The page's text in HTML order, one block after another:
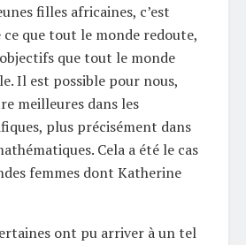
filles africaines, c’est
ce que tout le monde redoute,
que tout le monde
Il est possible pour nous,
meilleures dans les
plus précisément dans
Cela a été le cas
femmes dont Katherine
ont pu arriver à un tel